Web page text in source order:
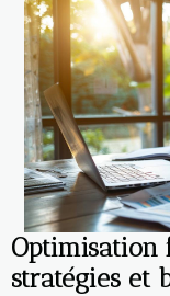
Optimisation
stratégies et